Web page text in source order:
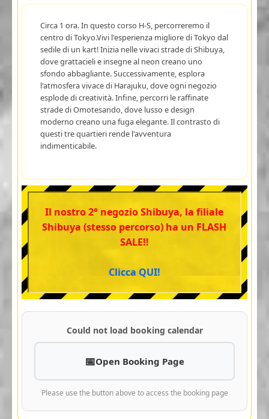
Circa 1 ora. In questo corso H-S, percorreremo il
centro di Tokyo.Vivi l'esperienza migliore di Tokyo dal
sedile di un kart! Inizia nelle vivaci strade di Shibuya,
dove grattacieli e insegne al neon creano uno
sfondo abbagliante. Successivamente, esplora
l'atmosfera vivace di Harajuku, dove ogni negozio
esplode di creatività. Infine, percorri le raffinate
strade di Omotesando, dove lusso e design
moderno creano una fuga elegante. Il contrasto di
questi tre quartieri rende l'avventura
indimenticabile.
Il nostro 2° negozio Shibuya, la filiale
Shibuya (stesso percorso) ha un FLASH
SALE!!
Clicca QUI!
Could not load booking calendar
Open Booking Page
Please use the button above to access the booking page